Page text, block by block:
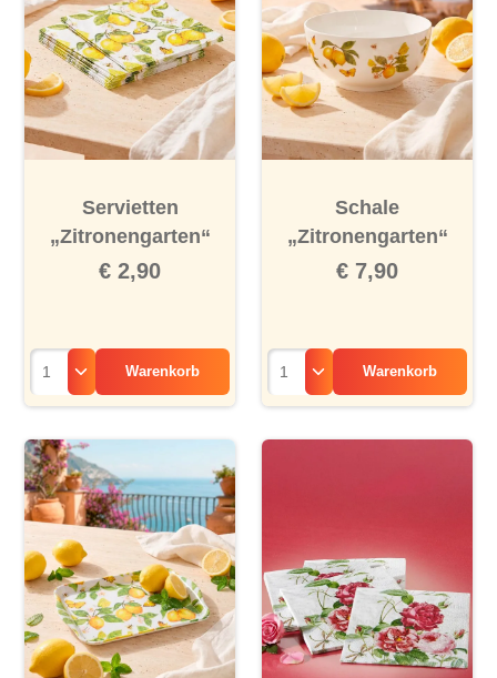
Servietten
„Zitronengarten“
€ 2,90
Warenkorb
Schale
„Zitronengarten“
€ 7,90
Warenkorb